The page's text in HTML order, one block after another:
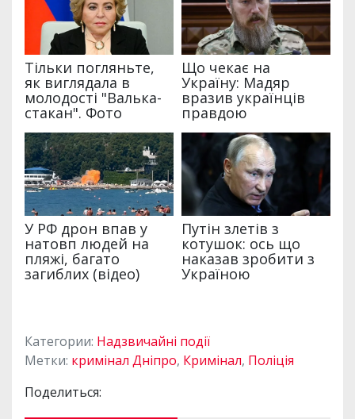
Категории: Надзвичайні події
Метки: кримінал Дніпро, Кримінал, Поліція
Поделиться: